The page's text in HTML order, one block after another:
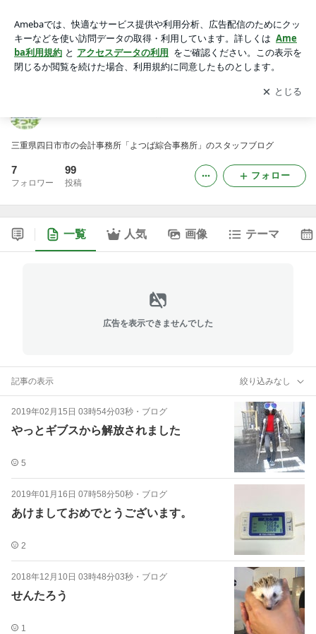
アプリをダウンロードして ブログの更新通知
を受け取りまし
ょう。
開く
三重県四日市市の会計事務所「よつば綜合事務所」のスタッフブログ
7
フォロワー
99
投稿
フォロー
一覧 人気 画像 テーマ
広告を表示できませんでした
記事の表示 絞り込みなし
2019年02月15日 03時54分03秒 ・ ブログ
やっとギブスから解放されました
5
2019年01月16日 07時58分50秒 ・ ブログ
あけましておめでとうございます。
2
2018年12月10日 03時48分03秒 ・ ブログ
せんたろう
1